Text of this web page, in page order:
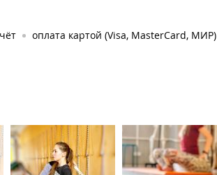
оплата картой (Visa, MasterCard, МИР)